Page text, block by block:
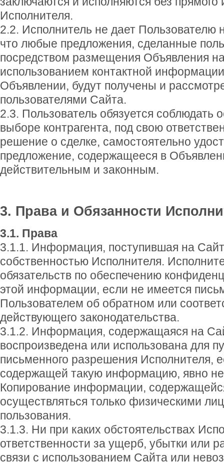
Исполнителя.
2.2. Исполнитель не дает Пользователю
что любые предложения, сделанные
посредством размещения Объявления
использованием контактной
Объявлении, будут получены и
пользователями Сайта.
2.3. Пользователь обязуется соблюдать
выборе контрагента, под свою
решение о сделке, самостоятельно
предложение, содержащееся в
действительным и законным.
3. Права и Обязанности
3.1. Права
3.1.1. Информация, поступившая на
собственностью Исполнителя.
обязательств по обеспечению
этой информации, если не имеется
Пользователем об обратном или
действующего законодательства.
3.1.2. Информация, содержащаяся на
воспроизведена или использована для
письменного разрешения Исполнителя,
содержащей такую информацию, явно не
Копирование информации,
осуществляться только физическими
пользования.
3.1.3. Ни при каких обстоятельствах
ответственности за ущерб, убытки или
связи с использованием Сайта или